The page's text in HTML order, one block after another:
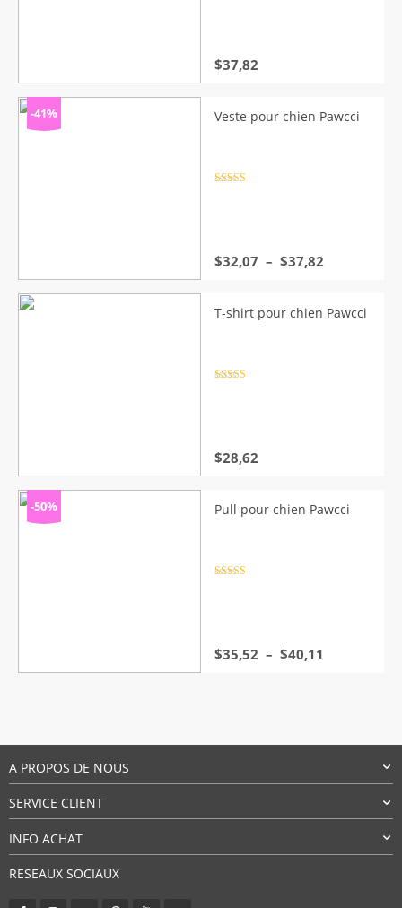
$37,82
-41% Veste pour chien Pawcci
$32,07 – $37,82
$32,07
T-shirt pour chien Pawcci
$28,62
-50% Pull pour chien Pawcci
$35,52 – $40,11
A PROPOS DE NOUS
SERVICE CLIENT
INFO ACHAT
RESEAUX SOCIAUX